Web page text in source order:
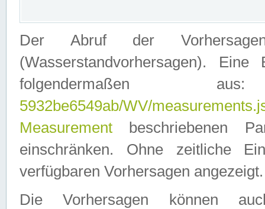
Der Abruf der
(Wasserstandvorhersagen).
folgendermaßen
5932be6549ab/WV/
Measurement beschriebenen
einschränken. Ohne zeitliche
verfügbaren Vorhersagen angezeigt.
Die Vorhersagen können